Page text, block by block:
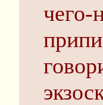
чего-